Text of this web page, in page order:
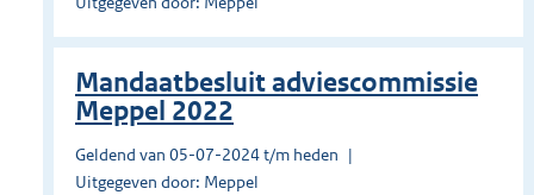
Mandaatbesluit adviescommissie
Meppel 2022
Geldend van 05-07-2024 t/m heden
Uitgegeven door: Meppel